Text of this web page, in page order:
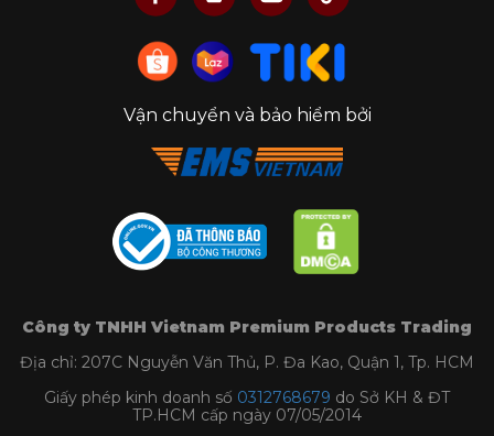
Làm bánh dễ dàng tại nhà
3. Các loại dụng cụ làm bánh cơ bản
Làm bánh không chỉ đơn thuần là kết hợp
tỉ mỉ và sáng tạo. Để hành trình làm bánh của bạn
trở nên dễ dàng và thú vị hơn, việc sở hữu những
phụ kiện làm bánh phù hợp đóng vai trò vô cùng
Vận chuyển và bảo hiểm bởi
Công ty TNHH Vietnam Premium Products Trading
Địa chỉ: 207C Nguyễn Văn Thủ, P. Đa Kao, Quận 1, Tp. HCM
Giấy phép kinh doanh số 0312768679 do Sở KH & ĐT
TP.HCM cấp ngày 07/05/2014